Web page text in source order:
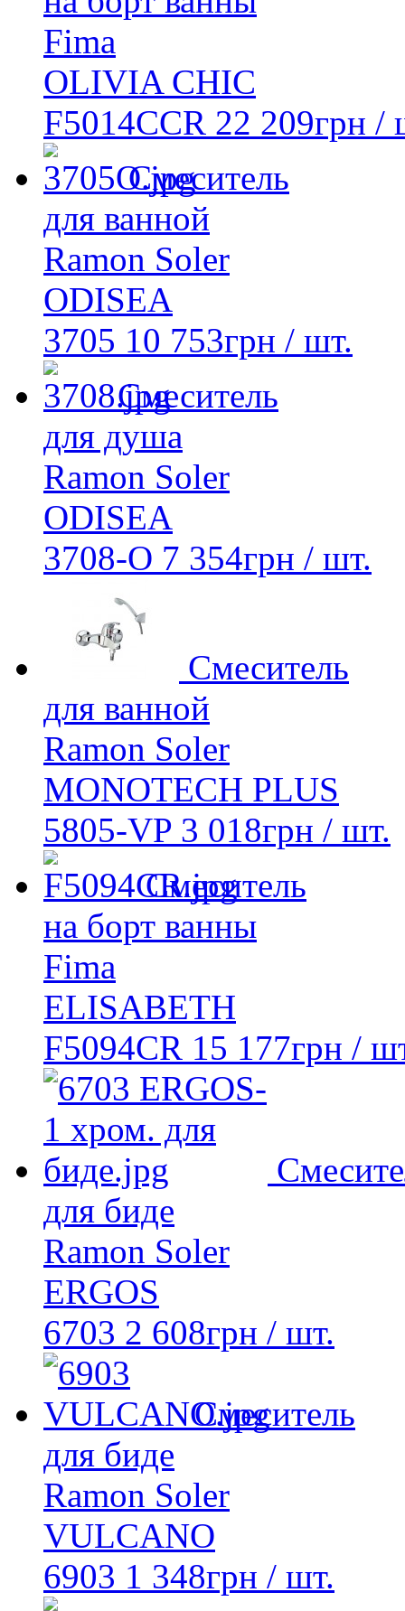
Fima
OLIVIA CHIC
F5014CCR 22 209грн /
Смеситель
для ванной
Ramon Soler
ODISEA
3705 10 753грн / шт.
Смеситель
для душа
Ramon Soler
ODISEA
3708-O 7 354грн / шт.
Смеситель
для ванной
Ramon Soler
MONOTECH PLUS
5805-VP 3 018грн / шт.
Смеситель
на борт ванны
Fima
ELISABETH
F5094CR 15 177грн /
для биде
Ramon Soler
ERGOS
6703 2 608грн / шт.
Смеситель
для биде
Ramon Soler
VULCANO
6903 1 348грн / шт.